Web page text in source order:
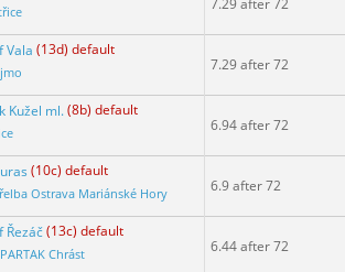
7.29 after 72
Vala (13d) default
7.29 after 72
Kužel ml.(8b) default
6.94 after 72
(10c) default
Ostrava Mariánské Hory 6.9 after 72
Řezáč(13c) default
Chrást 6.44 after 72